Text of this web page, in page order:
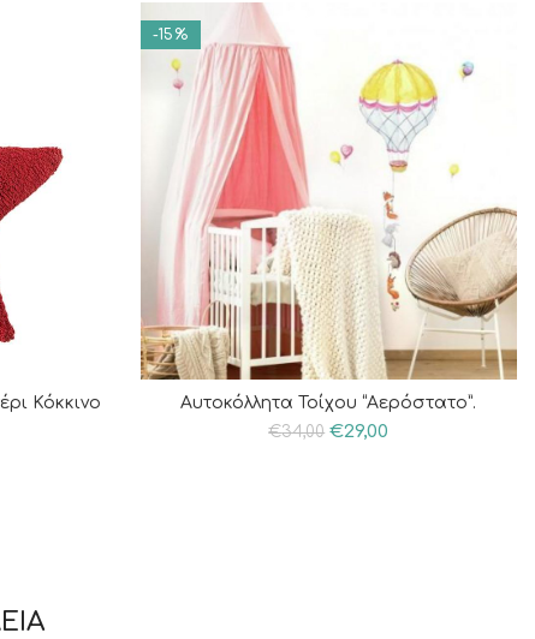
Κόκκινο
-15%
Αυτοκόλλητα Τοίχου “Αερόστατο”.
€34,00 €29,00